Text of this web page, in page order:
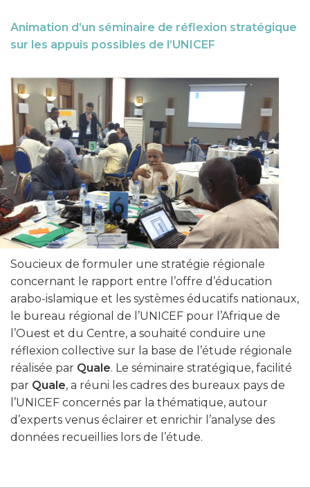
Animation d’un séminaire de réflexion stratégique
sur les appuis possibles de l’UNICEF
Soucieux de formuler une stratégie régionale
concernant le rapport entre l’offre d’éducation
arabo-islamique et les systèmes éducatifs nationaux,
le bureau régional de l’UNICEF pour l’Afrique de
l’Ouest et du Centre, a souhaité conduire une
réflexion collective sur la base de l’étude régionale
réalisée par Quale. Le séminaire stratégique, facilité
par Quale, a réuni les cadres des bureaux pays de
l’UNICEF concernés par la thématique, autour
d’experts venus éclairer et enrichir l’analyse des
données recueillies lors de l’étude.